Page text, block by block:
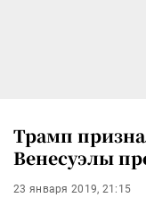
Трамп
Венесуэлы
23 января 2019, 21:15